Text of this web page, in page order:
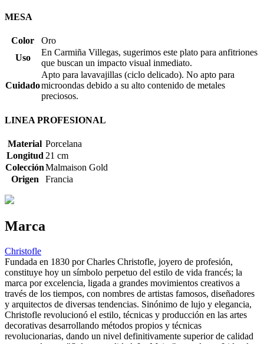
MESA
Color
Oro
Uso
En Carmiña Villegas, sugerimos este plato para anfitriones
que buscan un impacto visual inmediato.
Cuidado
Apto para lavavajillas (ciclo delicado). No apto para
microondas debido a su alto contenido de metales
preciosos.
LINEA PROFESIONAL
Material Porcelana
Longitud 21 cm
ColecciónMalmaison Gold
Origen
Francia
Marca
Christofle
Fundada en 1830 por Charles Christofle, joyero de profesión,
constituye hoy un símbolo perpetuo del estilo de vida francés; la
marca por excelencia, ligada a grandes movimientos creativos a
través de los tiempos, con nombres de artistas famosos, diseñadores
y arquitectos de diversas tendencias. Sinónimo de lujo y elegancia,
Christofle revolucionó el estilo, técnicas y producción en las artes
decorativas desarrollando métodos propios y técnicas
revolucionarias, dando un nivel definitivamente superior de calidad